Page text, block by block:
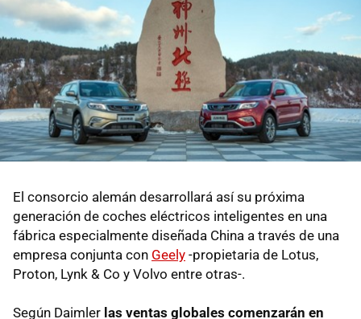
El consorcio alemán desarrollará así su próxima
generación de coches eléctricos inteligentes en una
fábrica especialmente diseñada China a través de una
empresa conjunta con Geely -propietaria de Lotus,
Proton, Lynk & Co y Volvo entre otras-.
Según Daimler las ventas globales comenzarán en